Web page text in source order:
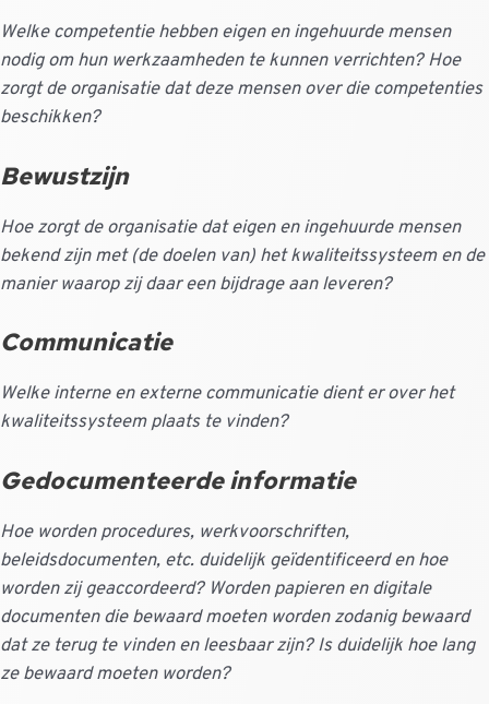
Welke competentie hebben eigen en ingehuurde mensen
nodig om hun werkzaamheden te kunnen verrichten? Hoe
zorgt de organisatie dat deze mensen over die competenties
beschikken?
Bewustzijn
Hoe zorgt de organisatie dat eigen en ingehuurde mensen
bekend zijn met (de doelen van) het kwaliteitssysteem en de
manier waarop zij daar een bijdrage aan leveren?
Communicatie
Welke interne en externe communicatie dient er over het
kwaliteitssysteem plaats te vinden?
Gedocumenteerde informatie
Hoe worden procedures, werkvoorschriften,
beleidsdocumenten, etc. duidelijk geïdentificeerd en hoe
worden zij geaccordeerd? Worden papieren en digitale
documenten die bewaard moeten worden zodanig bewaard
dat ze terug te vinden en leesbaar zijn? Is duidelijk hoe lang
ze bewaard moeten worden?